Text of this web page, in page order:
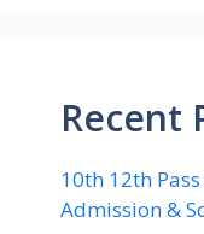
Recent
10th 12th
Admission &